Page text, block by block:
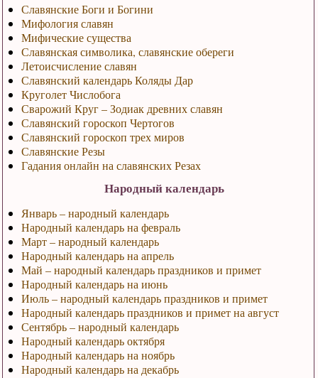
Славянские Боги и Богини
Мифология славян
Мифические существа
Славянская символика, славянские обереги
Летоисчисление славян
Славянский календарь Коляды Дар
Круголет Числобога
Сварожий Круг – Зодиак древних славян
Славянский гороскоп Чертогов
Славянский гороскоп трех миров
Славянские Резы
Гадания онлайн на славянских Резах
Народный календарь
Январь – народный календарь
Народный календарь на февраль
Март – народный календарь
Народный календарь на апрель
Май – народный календарь праздников и примет
Народный календарь на июнь
Июль – народный календарь праздников и примет
Народный календарь праздников и примет на август
Сентябрь – народный календарь
Народный календарь октября
Народный календарь на ноябрь
Народный календарь на декабрь